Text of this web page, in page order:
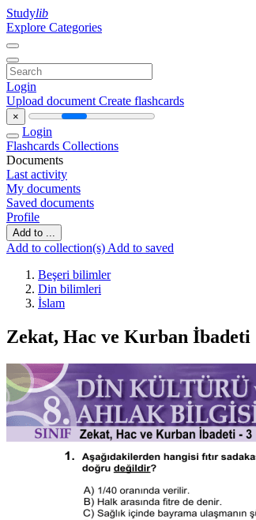
Studylib
Explore Categories
Login
Upload document Create flashcards
×
Login
Flashcards Collections
Documents
Last activity
My documents
Saved documents
Profile
Add to ...
Add to collection(s) Add to saved
Beşeri bilimler
Din bilimleri
İslam
Zekat, Hac ve Kurban İbadeti